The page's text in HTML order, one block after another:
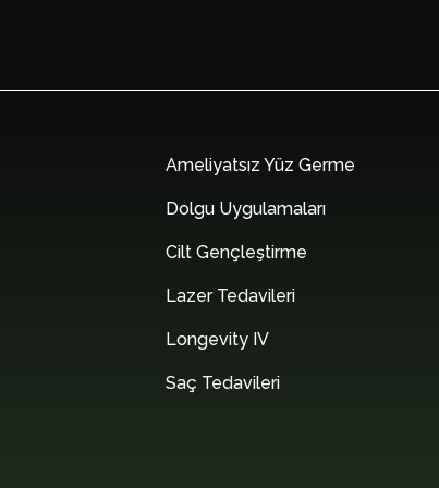
Ameliyatsız Yüz Germe
Dolgu Uygulamaları
Cilt Gençleştirme
Lazer Tedavileri
Longevity IV
Saç Tedavileri